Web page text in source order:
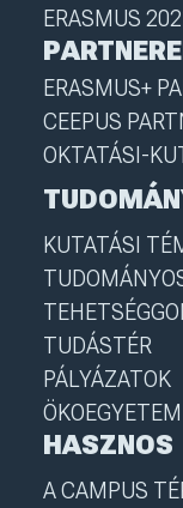
ERASMUS
ERASMUS+
CEEPUS
OKTATÁSI-
KUTATÁSI
TUDÁSTÉR
PÁLYÁZATOK
ÖKOEGYETEM
HASZNOS
A CAMPUS